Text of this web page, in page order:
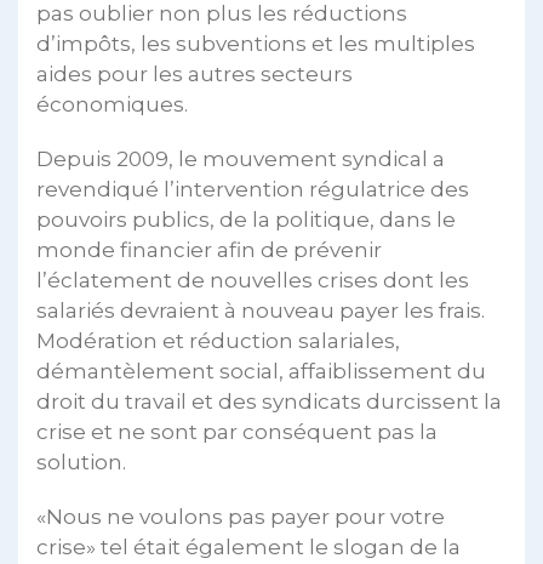
pas oublier non plus les réductions
d’impôts, les subventions et les multiples
aides pour les autres secteurs
économiques.
Depuis 2009, le mouvement syndical a
revendiqué l’intervention régulatrice des
pouvoirs publics, de la politique, dans le
monde financier afin de prévenir
l’éclatement de nouvelles crises dont les
salariés devraient à nouveau payer les frais.
Modération et réduction salariales,
démantèlement social, affaiblissement du
droit du travail et des syndicats durcissent la
crise et ne sont par conséquent pas la
solution.
«Nous ne voulons pas payer pour votre
crise» tel était également le slogan de la